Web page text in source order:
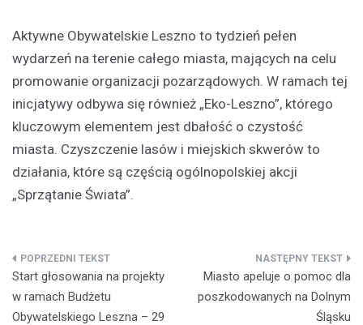
Aktywne Obywatelskie Leszno to tydzień pełen
wydarzeń na terenie całego miasta, mających na celu
promowanie organizacji pozarządowych. W ramach tej
inicjatywy odbywa się również „Eko-Leszno”, którego
kluczowym elementem jest dbałość o czystość
miasta. Czyszczenie lasów i miejskich skwerów to
działania, które są częścią ogólnopolskiej akcji
„Sprzątanie Świata”.
Nawigacja
wpisu
Start głosowania na projekty
w ramach Budżetu
Obywatelskiego Leszna – 29
Miasto apeluje o pomoc dla
poszkodowanych na Dolnym
Śląsku